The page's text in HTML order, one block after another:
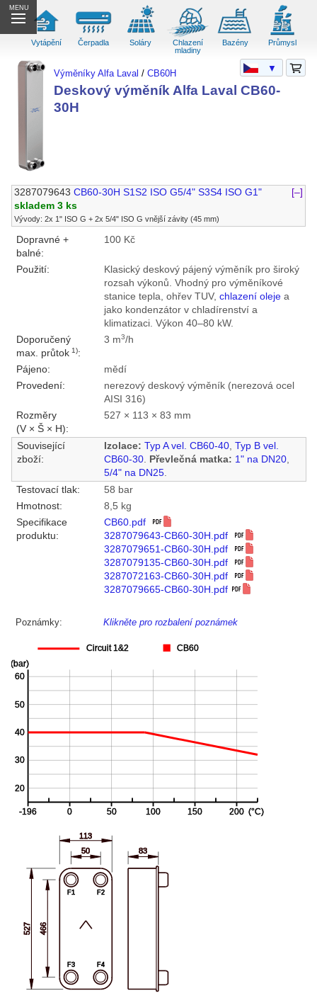
MENU
Vytápění Čerpadla Soláry
Chlazení
mladiny
Bazény Průmysl
Výměníky Alfa Laval /CB60H
Deskový výměník Alfa Laval CB60-
30H
3287079643 CB60-30H S1S2 ISO G5/4" S3S4 ISO G1"
[–]
skladem 3 ks
Vývody: 2x 1" ISO G + 2x 5/4" ISO G vnější závity (45 mm)
Dopravné +
balné:
100 Kč
Použití:
Klasický deskový pájený výměník pro široký
rozsah výkonů. Vhodný pro výměníkové
stanice tepla, ohřev TUV, chlazení olejea
jako kondenzátor v chladírenství a
klimatizaci. Výkon 40–80 kW.
Doporučený
max. průtok1):
3 m3/h
Pájeno:
mědí
Provedení:
nerezový deskový výměník (nerezová ocel
AISI 316)
Rozměry
(V × Š × H):
527 × 113 × 83 mm
Související
zboží:
Izolace: Typ A vel. CB60-40, Typ B vel.
CB60-30. Převlečná matka: 1" na DN20,
5/4" na DN25.
Testovací tlak:
58 bar
Hmotnost:
8,5 kg
Specifikace
produktu:
CB60.pdf
3287079643-CB60-30H.pdf
3287079651-CB60-30H.pdf
3287079135-CB60-30H.pdf
3287072163-CB60-30H.pdf
3287079665-CB60-30H.pdf
Poznámky: Klikněte pro rozbalení poznámek
▼